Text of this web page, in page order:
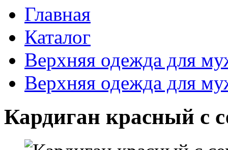
Главная
Каталог
Верхняя одежда для
Верхняя одежда для
Кардиган красный с